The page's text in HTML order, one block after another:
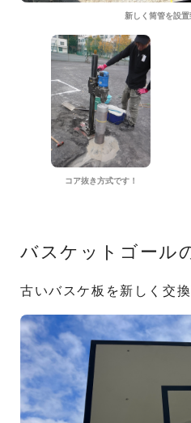
新しく筒管を設置
コア抜き方式です！
バスケットゴール
古いバスケ板を新しく交換